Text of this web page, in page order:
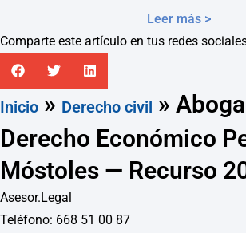
Leer más >
Comparte este artículo en tus redes
Inicio » Derecho civil »
Derecho Económico
Móstoles — Recurso
Asesor.Legal
Teléfono: 668 51 00 87